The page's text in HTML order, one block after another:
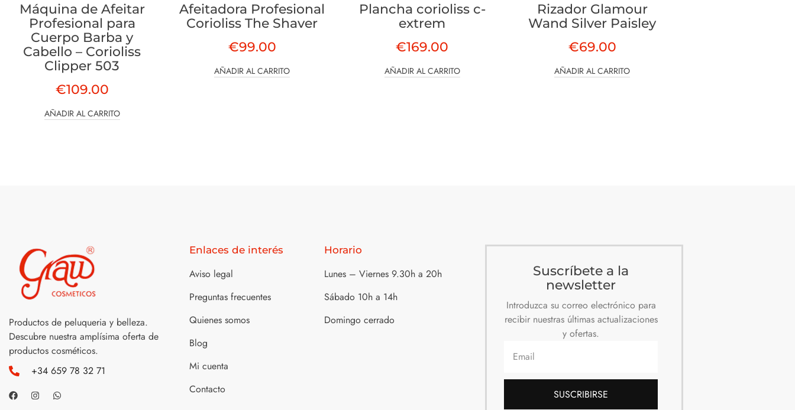
Máquina de Afeitar
Profesional para
Cuerpo Barba y
Cabello – Corioliss
Clipper 503
€109.00
AÑADIR AL CARRITO
Afeitadora Profesional
Corioliss The Shaver
€99.00
AÑADIR AL CARRITO
Plancha corioliss c-
extrem
€169.00
AÑADIR AL CARRITO
Rizador Glamour
Wand Silver Paisley
€69.00
AÑADIR AL CARRITO
Productos de peluqueria y belleza.
Descubre nuestra amplísima oferta de
productos cosméticos.
+34 659 78 32 71
Enlaces de interés
Aviso legal
Preguntas frecuentes
Quienes somos
Blog
Mi cuenta
Contacto
Horario
Lunes – Viernes 9.30h a 20h
Sábado 10h a 14h
Domingo cerrado
Suscríbete a la
newsletter
Introduzca su correo electrónico para
recibir nuestras últimas actualizaciones
y ofertas.
SUSCRIBIRSE